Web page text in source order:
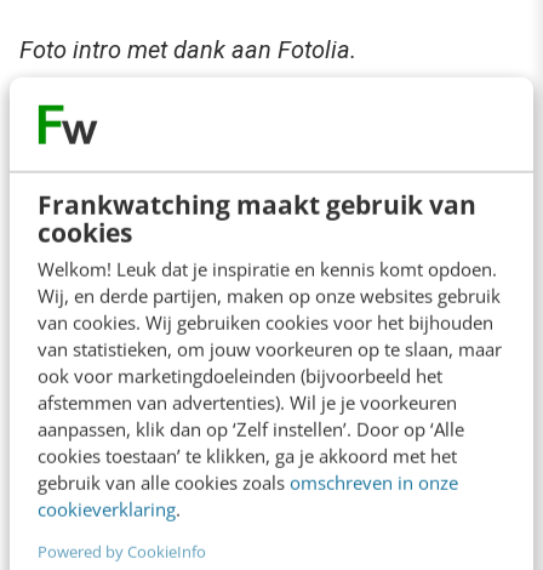
Frankwatching maakt gebruik van
cookies
Welkom! Leuk dat je inspiratie en kennis komt opdoen.
Wij, en derde partijen, maken op onze websites gebruik
van cookies. Wij gebruiken cookies voor het bijhouden
van statistieken, om jouw voorkeuren op te slaan, maar
ook voor marketingdoeleinden (bijvoorbeeld het
afstemmen van advertenties). Wil je je voorkeuren
aanpassen, klik dan op ‘Zelf instellen’. Door op ‘Alle
cookies toestaan’ te klikken, ga je akkoord met het
gebruik van alle cookies zoals omschreven in onze
cookieverklaring.
Powered by CookieInfo
Foto intro met dank aan Fotolia.
Anderen lezen ook
Nederland scoort hoog op digitale overheid,
maar hapert waar het telt
4 min· Erik Bouwer
AI in klantenservice: waar moet je op letten?
6 min ·Steven Lemmens
Van online winkel naar AI-infrastructuur: de
transformatie van de webshop